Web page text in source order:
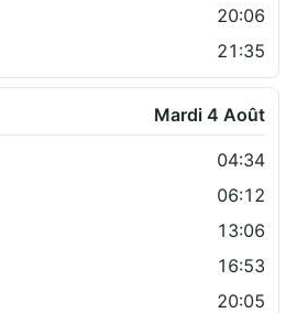
20:06
21:35
Mardi 4 Août
04:34
06:12
13:06
16:53
20:05